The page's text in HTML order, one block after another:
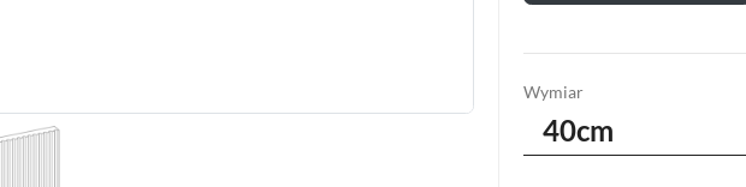
Wymiar
40cm